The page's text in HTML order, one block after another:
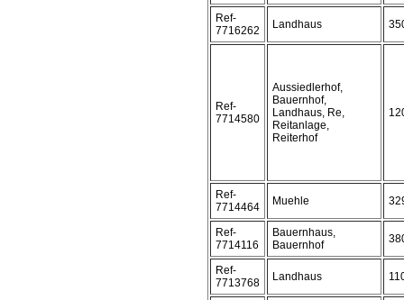
Ref-
7716262
Landhaus
Ref-
7714580
Aussiedlerhof,
Bauernhof,
Landhaus, Re,
Reitanlage,
Reiterhof
Ref-
7714464
Muehle
Ref-
7714116
Bauernhaus,
Bauernhof
Ref-
7713768
Landhaus